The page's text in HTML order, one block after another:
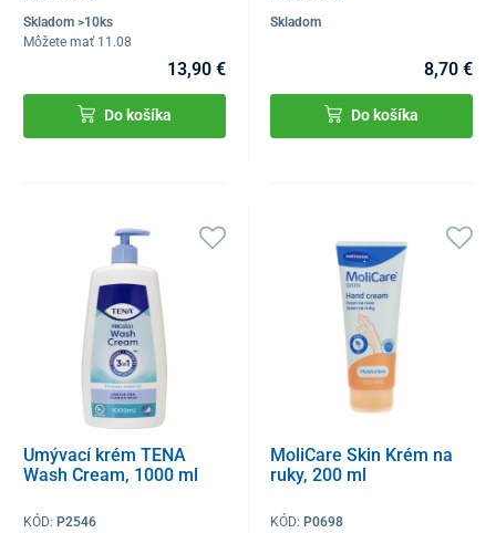
Skladom >10ks
Môžete mať 11.08
13,90 €
Do košíka
Skladom
8,70 €
Do košíka
Umývací krém TENA
Wash Cream, 1000 ml
KÓD: P2546
MoliCare Skin Krém na
ruky, 200 ml
KÓD:P0698